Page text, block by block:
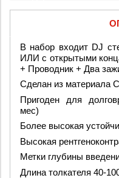
В набор входит DJ
ИЛИ с открытыми
+ Проводник + Два
Сделан из материала
Пригоден для
мес)
Более высокая
Высокая
Метки глубины
Длина толкателя 40-